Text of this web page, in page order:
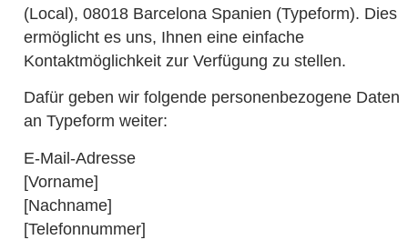
(Local), 08018 Barcelona Spanien (Typeform). Dies
ermöglicht es uns, Ihnen eine einfache
Kontaktmöglichkeit zur Verfügung zu stellen.
Dafür geben wir folgende personenbezogene Daten
an Typeform weiter:
E-Mail-Adresse
[Vorname]
[Nachname]
[Telefonnummer]